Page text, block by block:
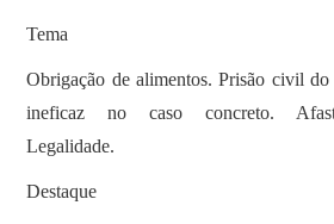
Tema
Obrigação de alimentos. Prisão civil do
ineficaz no caso concreto.
Legalidade.
Destaque